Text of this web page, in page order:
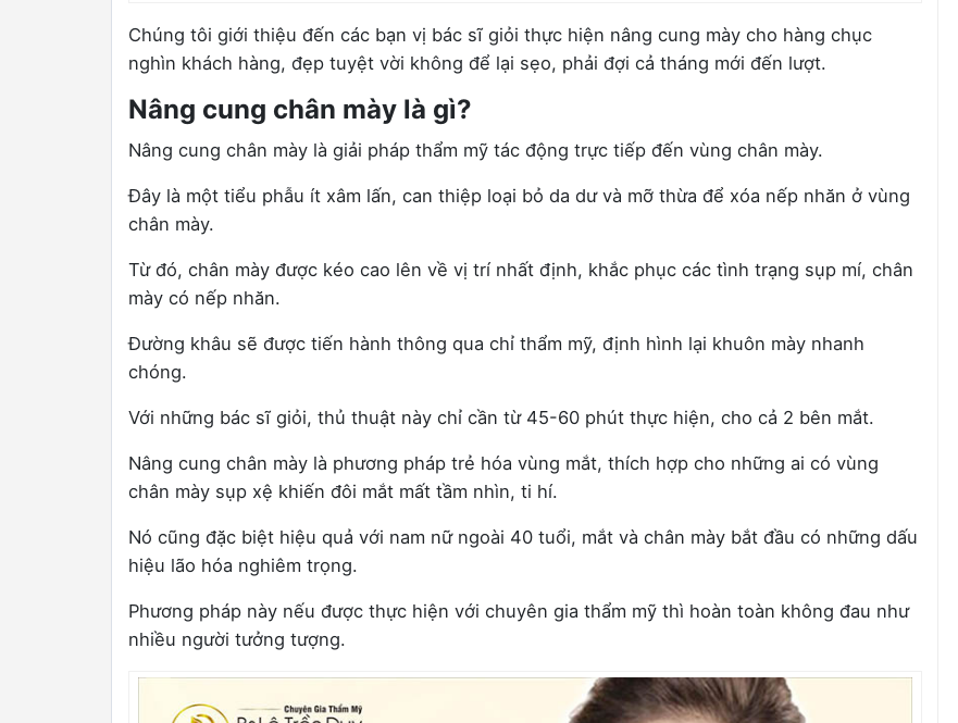
Chúng tôi giới thiệu đến các bạn vị bác sĩ giỏi thực hiện nâng cung mày cho hàng chục
nghìn khách hàng, đẹp tuyệt vời không để lại sẹo, phải đợi cả tháng mới đến lượt.
Nâng cung chân mày là gì?
Nâng cung chân mày là giải pháp thẩm mỹ tác động trực tiếp đến vùng chân mày.
Đây là một tiểu phẫu ít xâm lấn, can thiệp loại bỏ da dư và mỡ thừa để xóa nếp nhăn ở vùng
chân mày.
Từ đó, chân mày được kéo cao lên về vị trí nhất định, khắc phục các tình trạng sụp mí, chân
mày có nếp nhăn.
Đường khâu sẽ được tiến hành thông qua chỉ thẩm mỹ, định hình lại khuôn mày nhanh
chóng.
Với những bác sĩ giỏi, thủ thuật này chỉ cần từ 45-60 phút thực hiện, cho cả 2 bên mắt.
Nâng cung chân mày là phương pháp trẻ hóa vùng mắt, thích hợp cho những ai có vùng
chân mày sụp xệ khiến đôi mắt mất tầm nhìn, ti hí.
Nó cũng đặc biệt hiệu quả với nam nữ ngoài 40 tuổi, mắt và chân mày bắt đầu có những dấu
hiệu lão hóa nghiêm trọng.
Phương pháp này nếu được thực hiện với chuyên gia thẩm mỹ thì hoàn toàn không đau như
nhiều người tưởng tượng.